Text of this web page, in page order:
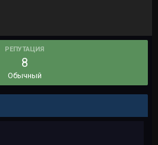
РЕПУТАЦИЯ
8
Обычный